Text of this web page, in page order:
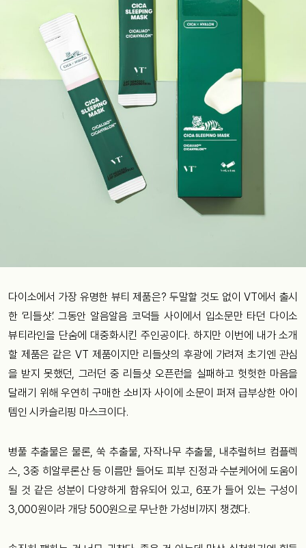
다이소에서 가장 유명한 뷰티 제품은? 두말할 것도 없이 VT에서 출시
한 ‘리들샷’. 그동안 알음알음 코덕들 사이에서 입소문만 타던 다이소
뷰티라인을 단숨에 대중화시킨 주인공이다. 하지만 이번에 내가 소개
할 제품은 같은 VT 제품이지만 리들샷의 후광에 가려져 초기엔 관심
을 받지 못했던, 그러던 중 리들샷 오픈런을 실패하고 헛헛한 마음을
달래기 위해 우연히 구매한 소비자 사이에 소문이 퍼져 급부상한 아이
템인 시카슬리핑 마스크이다.
병풀 추출물은 물론, 쑥 추출물, 자작나무 추출물, 내추럴허브 컴플렉
스, 3중 히알루론산 등 이름만 들어도 피부 진정과 수분케어에 도움이
될 것 같은 성분이 다양하게 함유되어 있고, 6포가 들어 있는 구성이
3,000원이라 개당 500원으로 무난한 가성비까지 챙겼다.